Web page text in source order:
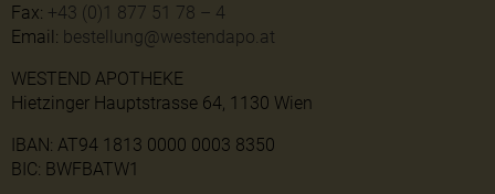
Fax: +43 (0)1 877 51 78 – 4
Email: bestellung@westendapo.at
WESTEND APOTHEKE
Hietzinger Hauptstrasse 64, 1130 Wien
IBAN: AT94 1813 0000 0003 8350
BIC: BWFBATW1